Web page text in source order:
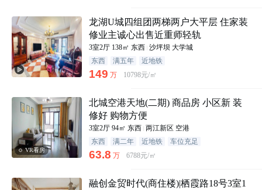
龙湖U城四组团两梯两户大平层 住家装
修业主诚心出售近重师轻轨
3室2厅 138㎡ 东西 沙坪坝 大学城
东西
满五年 近地铁
149 万 10798元/㎡
VR看房
北城空港天地(二期) 商品房 小区新 装
修好 购物方便
3室2厅 94㎡ 东西 两江新区 空港
东西
满二年 近地铁 车位充足
63.8 万 6788元/㎡
融创金贸时代(商住楼)|栖霞路18号3室1